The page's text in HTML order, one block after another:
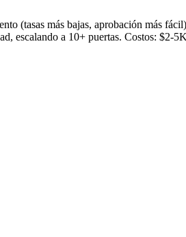
(tasas más bajas, aprobación más
escalando a 10+ puertas. Costos: